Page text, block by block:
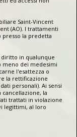
Saint-Vincent
(AO). I trattamenti
presso la predetta
diritto in qualunque
meno dei medesimi
l'esattezza o
la rettificazione
personali). Ai sensi
la
trattati in violazione
legittimi, al loro